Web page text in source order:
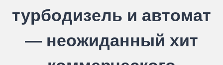
турбодизель и автомат
— неожиданный хит